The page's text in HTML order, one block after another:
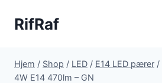
RifRaf
Hjem / Shop / LED / E14 LED pærer /
4W E14 470lm – GN